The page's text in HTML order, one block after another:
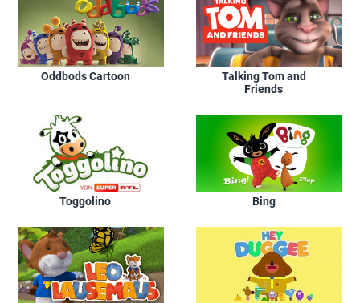
Oddbods Cartoon
Talking Tom and
Friends
Toggolino Bing